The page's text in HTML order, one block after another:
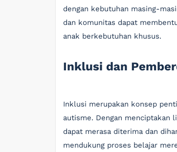
dengan kebutuhan masing-
dan komunitas dapat
anak berkebutuhan khusus.
Inklusi dan
Inklusi merupakan konsep
autisme. Dengan menciptakan
dapat merasa diterima dan
mendukung proses belajar